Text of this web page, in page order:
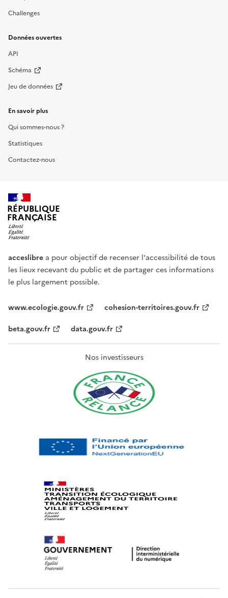
Challenges
Données ouvertes
API
Schéma
Jeu de données
En savoir plus
Qui sommes-nous ?
Statistiques
Contactez-nous
RÉPUBLIQUE
FRANÇAISE
acceslibre a pour objectif de recenser l'accessibilité de tous
les lieux recevant du public et de partager ces informations
le plus largement possible.
www.ecologie.gouv.fr
cohesion-territoires.gouv.fr
beta.gouv.fr
data.gouv.fr
Nos investisseurs